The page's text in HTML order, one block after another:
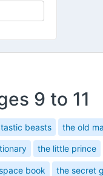
9 to 11
beasts the old
the little prince
space book the secret